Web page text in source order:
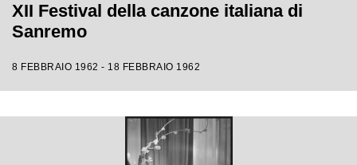
XII Festival della canzone italiana di
Sanremo
8 FEBBRAIO 1962 - 18 FEBBRAIO 1962